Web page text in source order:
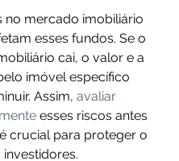
no mercado imobiliário
esses fundos. Se o
cai, o valor e a
imóvel específico
Assim, avaliar
esses riscos antes
crucial para proteger o